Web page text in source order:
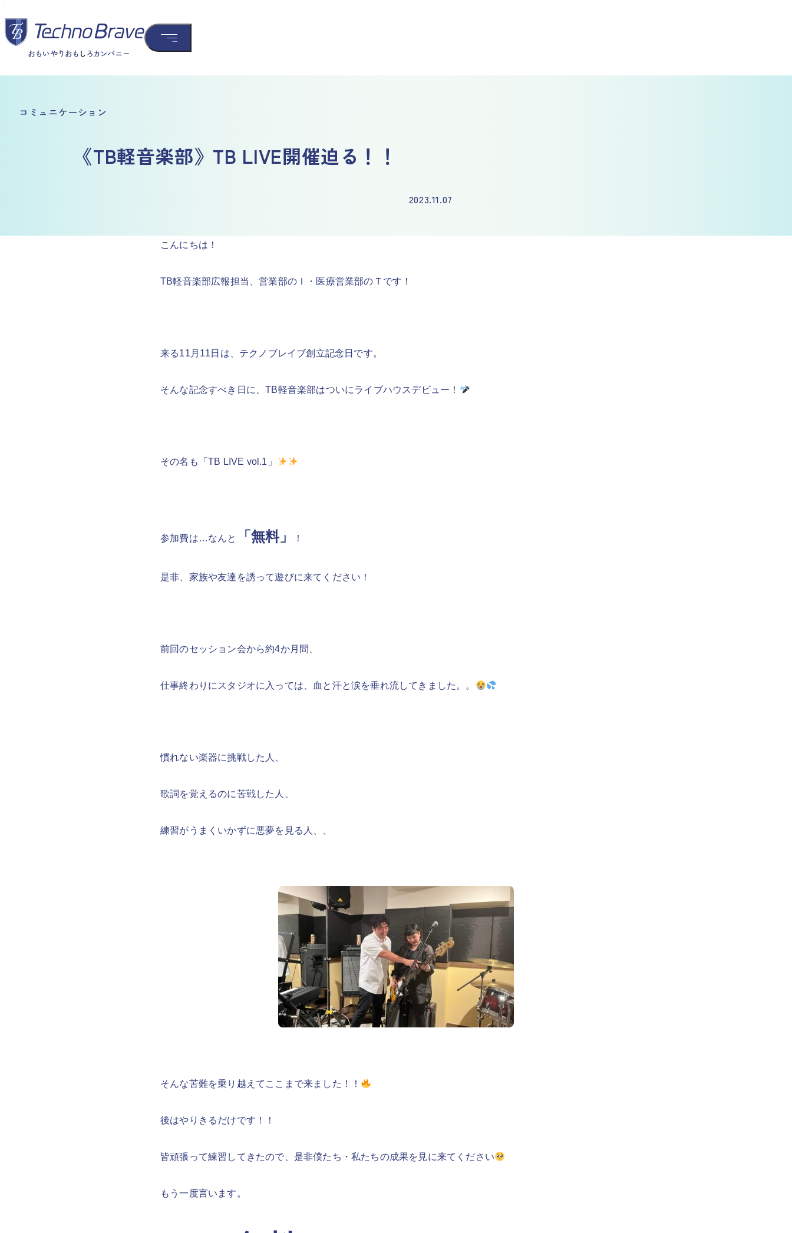
コミュニケーション
《TB軽音楽部》TB LIVE開催迫る！！
2023.11.07
こんにちは！
TB軽音楽部広報担当、営業部のＩ・医療営業部のＴです！
来る11月11日は、テクノブレイブ創立記念日です。
そんな記念すべき日に、TB軽音楽部はついにライブハウスデビュー！
その名も「TB LIVE vol.1」
参加費は…なんと 「無料」 ！
是非、家族や友達を誘って遊びに来てください！
前回のセッション会から約4か月間、
仕事終わりにスタジオに入っては、血と汗と涙を垂れ流してきました。。
慣れない楽器に挑戦した人、
歌詞を覚えるのに苦戦した人、
練習がうまくいかずに悪夢を見る人、、
そんな苦難を乗り越えてここまで来ました！！
後はやりきるだけです！！
皆頑張って練習してきたので、是非僕たち・私たちの成果を見に来てください
もう一度言います。